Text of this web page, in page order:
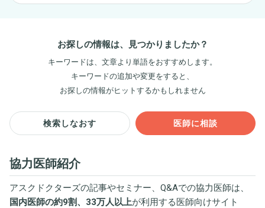
お探しの情報は、見つかりましたか？
キーワードは、文章より単語をおすすめします。
キーワードの追加や変更をすると、
お探しの情報がヒットするかもしれません
検索しなおす 医師に相談
協力医師紹介
アスクドクターズの記事やセミナー、Q&Aでの協力医師は、
国内医師の約9割、33万人以上が利用する医師向けサイト